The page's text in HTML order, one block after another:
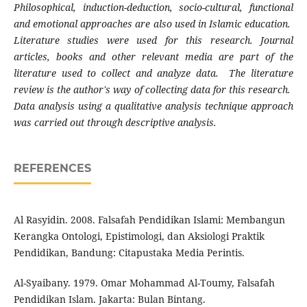
Philosophical, induction-deduction, socio-cultural, functional
and emotional approaches are also used in Islamic education.
Literature studies were used for this research. Journal
articles, books and other relevant media are part of the
literature used to collect and analyze data. The literature
review is the author's way of collecting data for this research.
Data analysis using a qualitative analysis technique approach
was carried out through descriptive analysis.
REFERENCES
Al Rasyidin. 2008. Falsafah Pendidikan Islami: Membangun
Kerangka Ontologi, Epistimologi, dan Aksiologi Praktik
Pendidikan, Bandung: Citapustaka Media Perintis.
Al-Syaibany. 1979. Omar Mohammad Al-Toumy, Falsafah
Pendidikan Islam. Jakarta: Bulan Bintang.